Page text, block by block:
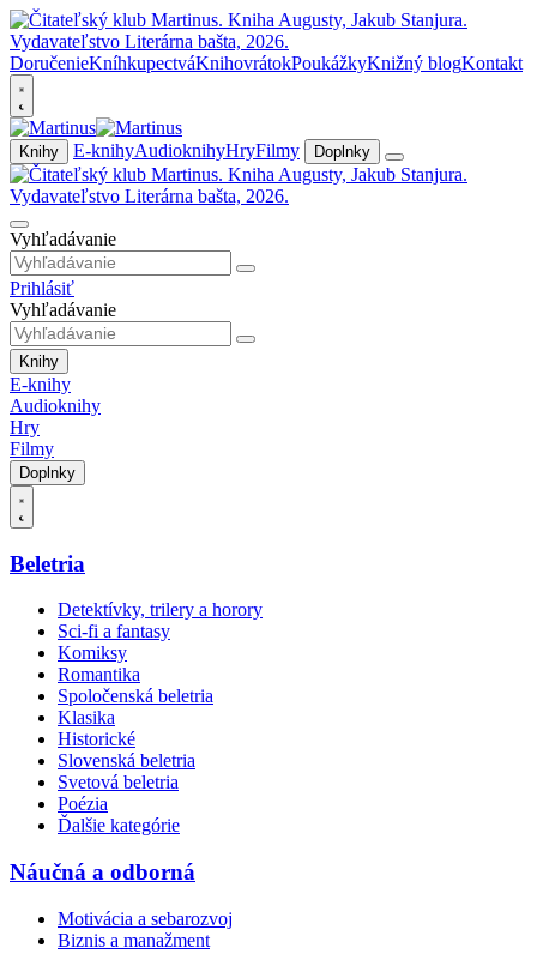
DoručenieKníhkupectváKnihovrátokPoukážkyKnižný blogKontakt
Knihy E-knihyAudioknihyHryFilmy Doplnky
Vyhľadávanie
Prihlásiť
Vyhľadávanie
Knihy
E-knihy
Audioknihy
Hry
Filmy
Doplnky
Beletria
Detektívky, trilery a horory
Sci-fi a fantasy
Komiksy
Romantika
Spoločenská beletria
Klasika
Historické
Slovenská beletria
Svetová beletria
Poézia
Ďalšie kategórie
Náučná a odborná
Motivácia a sebarozvoj
Biznis a manažment